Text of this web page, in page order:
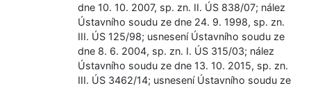
dne 10. 10. 2007, sp. zn. II. ÚS 838/07; nález
Ústavního soudu ze dne 24. 9. 1998, sp. zn.
III. ÚS 125/98; usnesení Ústavního soudu ze
dne 8. 6. 2004, sp. zn. I. ÚS 315/03; nález
Ústavního soudu ze dne 13. 10. 2015, sp. zn.
III. ÚS 3462/14; usnesení Ústavního soudu ze